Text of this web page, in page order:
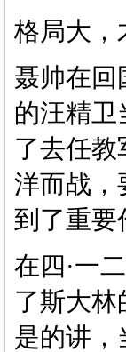
格局大，
聂帅在回
的汪精
了去任教
洋而战，
到了重要
在四·一
了斯大
是的讲，